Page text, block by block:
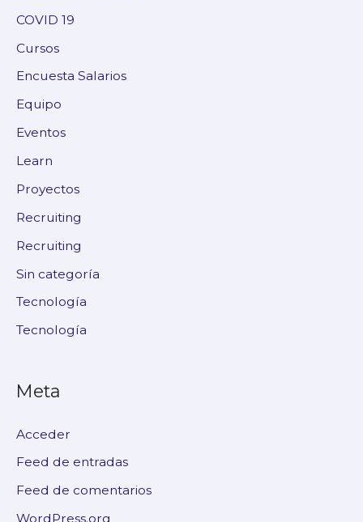
COVID 19
Cursos
Encuesta Salarios
Equipo
Eventos
Learn
Proyectos
Recruiting
Recruiting
Sin categoría
Tecnología
Tecnología
Meta
Acceder
Feed de entradas
Feed de comentarios
WordPress.org